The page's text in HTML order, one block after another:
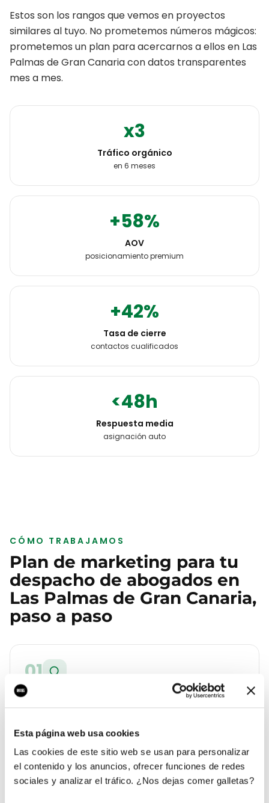
Esta página web usa cookies
Las cookies de este sitio web se usan para personalizar
el contenido y los anuncios, ofrecer funciones de redes
sociales y analizar el tráfico. ¿Nos dejas comer galletas?
Estos son los rangos que vemos en proyectos
similares al tuyo. No prometemos números mágicos:
prometemos un plan para acercarnos a ellos en Las
Palmas de Gran Canariacon datos transparentes
mes a mes.
x3
Tráfico orgánico
en 6 meses
+58%
AOV
posicionamiento premium
+42%
Tasa de cierre
contactos cualificados
<48h
Respuesta media
asignación auto
CÓMO TRABAJAMOS
Plan de marketing para tu
despacho de abogados en
Las Palmas de Gran Canaria,
paso a paso
01
Auditoría de tu despacho de abogados
en Las Palmas de Gran Canaria
Analizamos tu web, tu Google Business Profile, tus
reseñas y la competencia real que tienes en
Vegueta. Te entregamos un diagnóstico con lo que
cuesta cada lead hoy y a cuánto debería estar.